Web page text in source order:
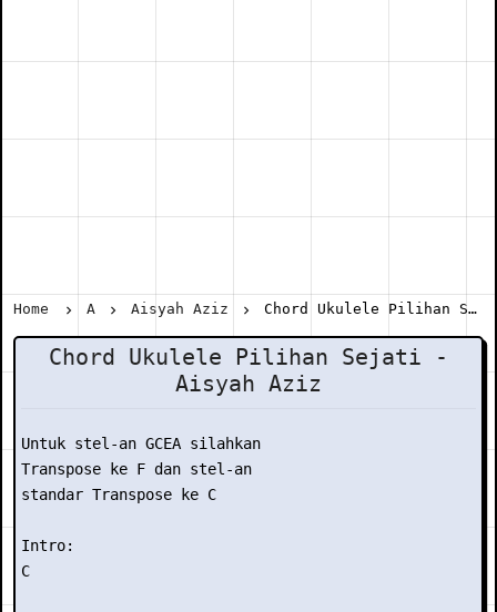
Home A Aisyah Aziz Chord Ukulele Pilihan Sejati - Aisyah Aziz
Chord Ukulele Pilihan Sejati -
Aisyah Aziz
Untuk stel-an GCEA silahkan
Transpose ke F dan stel-an
standar Transpose ke C
Intro:
C